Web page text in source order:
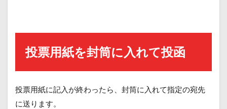
投票用紙を封筒に入れて投函
投票用紙に記入が終わったら、封筒に入れて指定の宛先
に送ります。